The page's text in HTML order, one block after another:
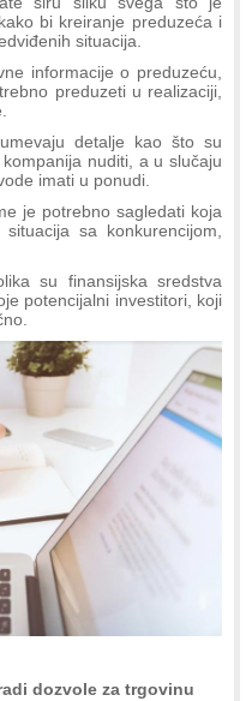
bi kreiranje preduzeća i
situacija.
informacije o preduzeću,
preduzeti u realizaciji,
detalje kao što su
nuditi, a u slučaju
imati u ponudi.
je potrebno sagledati koja
sa konkurencijom,
su finansijska sredstva
potencijalni investitori, koji
dozvole za trgovinu